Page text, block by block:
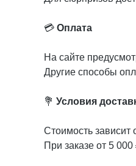
💳 Оплата
На сайте
Другие способы
💐 Условия
Стоимость зависит
При заказе от 5